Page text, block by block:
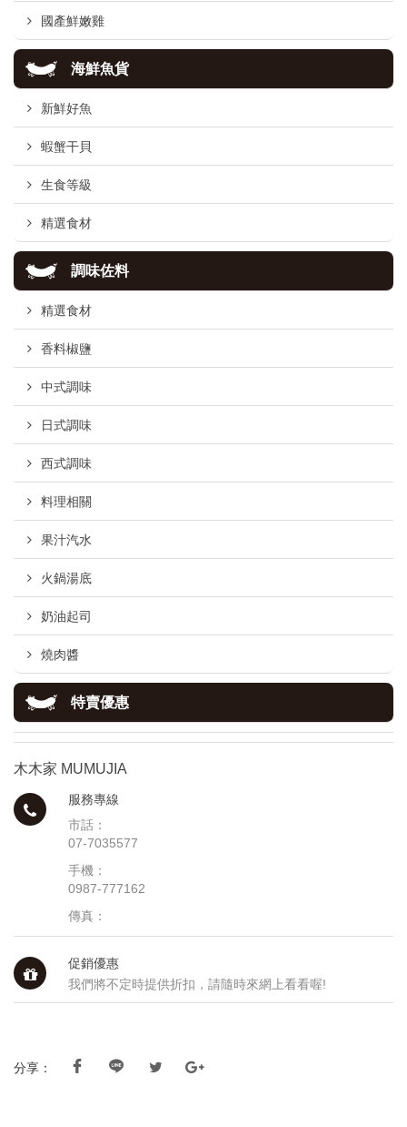
國產鮮嫩雞
海鮮魚貨
新鮮好魚
蝦蟹干貝
生食等級
精選食材
調味佐料
精選食材
香料椒鹽
中式調味
日式調味
西式調味
料理相關
果汁汽水
火鍋湯底
奶油起司
燒肉醬
特賣優惠
木木家 MUMUJIA
服務專線
市話：
07-7035577
手機：
0987-777162
傳真：
促銷優惠
我們將不定時提供折扣，請隨時來網上看看喔!
分享：